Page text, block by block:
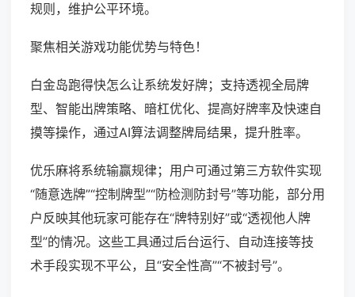
规则，维护公平环境。
聚焦相关游戏功能优势与特色！
白金岛跑得快怎么让系统发好牌；支持透视全局牌
型、智能出牌策略、暗杠优化、提高好牌率及快速自
摸等操作，通过AI算法调整牌局结果，提升胜率。
优乐麻将系统输赢规律；用户可通过第三方软件实现
“随意选牌”“控制牌型”“防检测防封号”等功能，部分用
户反映其他玩家可能存在“牌特别好”或“透视他人牌
型”的情况。这些工具通过后台运行、自动连接等技
术手段实现不平公，且“安全性高”“不被封号”。